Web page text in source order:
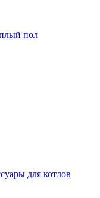
пол
для котлов